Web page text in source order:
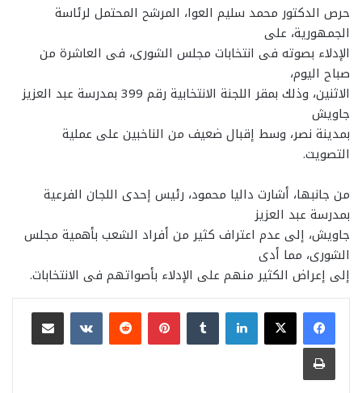
حرص الدكتور محمد سليم العوا، المرشح المحتمل لرئاسة
الجمهورية، على
الإدلاء بصوته فى انتخابات مجلس الشورى، فى العاشرة من
صباح اليوم،
الاثنين، وذلك بمقر اللجنة الانتخابية رقم 399 بمدرسة عبد العزيز
جاويش
بمدينة نصر، وسط إقبال ضعيف من الناخبين على عملية
التصويت.
من جانبها، أشارت داليا محمود، رئيس إحدى اللجان الفرعية
بمدرسة عبد العزيز
جاويش، إلى عدم اعتراف كثير من أفراد الشعب بأهمية مجلس
الشورى، مما أدى
إلى إعراض الكثير منهم على الإدلاء بأصواتهم فى الانتخابات.
لينكدإن بينتيريست
مشاركة عبر البريد
طباعة